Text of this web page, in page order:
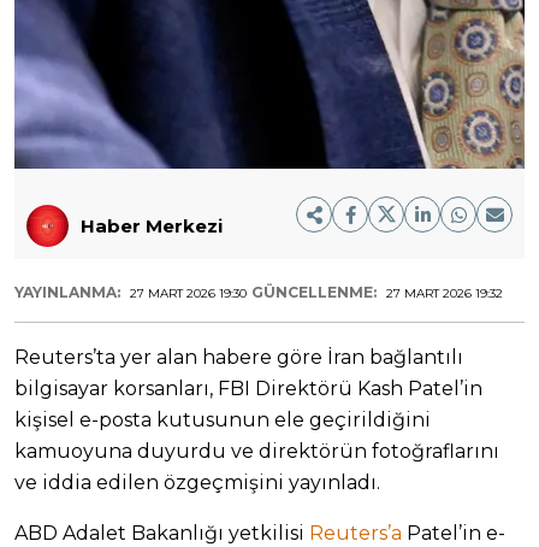
Haber Merkezi
YAYINLANMA: 27 MART 2026 19:30 GÜNCELLENME: 27 MART 2026 19:32
Reuters’ta yer alan habere göre İran bağlantılı
bilgisayar korsanları, FBI Direktörü Kash Patel’in
kişisel e-posta kutusunun ele geçirildiğini
kamuoyuna duyurdu ve direktörün fotoğraflarını
ve iddia edilen özgeçmişini yayınladı.
ABD Adalet Bakanlığı yetkilisi Reuters’a Patel’in e-